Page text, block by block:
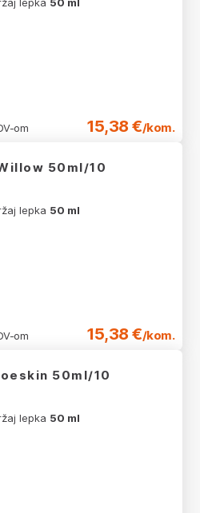
om 15,38 €/kom.
50ml/10
lepka 50 ml
om 15,38 €/kom.
50ml/10
lepka 50 ml